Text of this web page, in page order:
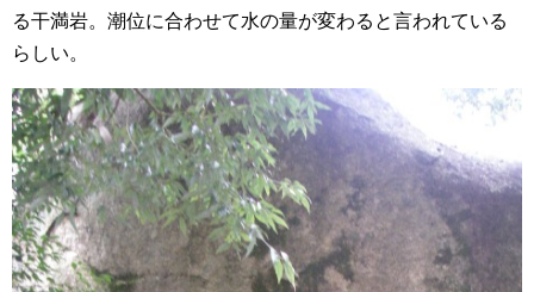
る干満岩。潮位に合わせて水の量が変わると言われている
らしい。